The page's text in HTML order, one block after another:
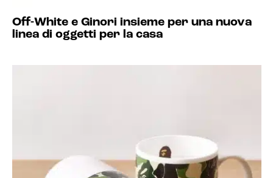
Off-White e Ginori insieme per una nuova
linea di oggetti per la casa